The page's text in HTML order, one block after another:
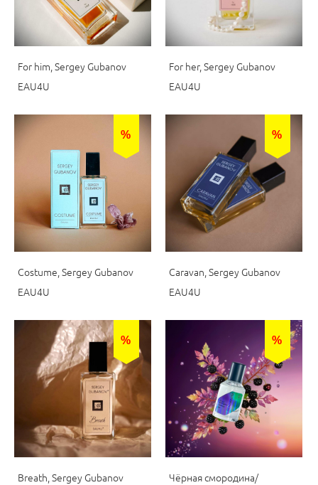
For him, Sergey Gubanov
EAU4U
For her, Sergey Gubanov
EAU4U
%
Costume, Sergey Gubanov
EAU4U
%
Caravan, Sergey Gubanov
EAU4U
%
Breath, Sergey Gubanov
%
Чёрная смородина/